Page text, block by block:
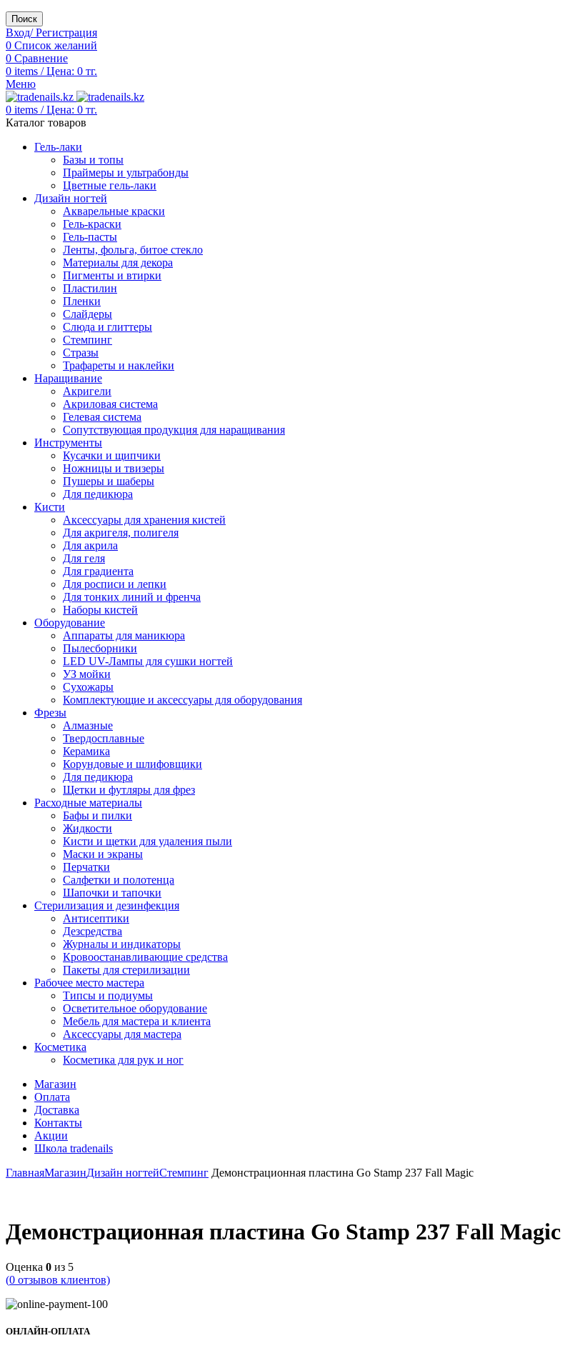
Поиск
Вход/ Регистрация
0 Список желаний
0 Сравнение
0 items / Цена: 0 тг.
Меню
0 items / Цена: 0 тг.
Каталог товаров
Гель-лаки
Базы и топы
Праймеры и ультрабонды
Цветные гель-лаки
Дизайн ногтей
Акварельные краски
Гель-краски
Гель-пасты
Ленты, фольга, битое стекло
Материалы для декора
Пигменты и втирки
Пластилин
Пленки
Слайдеры
Слюда и глиттеры
Стемпинг
Стразы
Трафареты и наклейки
Наращивание
Акригели
Акриловая система
Гелевая система
Сопутствующая продукция для наращивания
Инструменты
Кусачки и щипчики
Ножницы и твизеры
Пушеры и шаберы
Для педикюра
Кисти
Аксессуары для хранения кистей
Для акригеля, полигеля
Для акрила
Для геля
Для градиента
Для росписи и лепки
Для тонких линий и френча
Наборы кистей
Оборудование
Аппараты для маникюра
Пылесборники
LED UV-Лампы для сушки ногтей
УЗ мойки
Сухожары
Комплектующие и аксессуары для оборудования
Фрезы
Алмазные
Твердосплавные
Керамика
Корундовые и шлифовщики
Для педикюра
Щетки и футляры для фрез
Расходные материалы
Бафы и пилки
Жидкости
Кисти и щетки для удаления пыли
Маски и экраны
Перчатки
Салфетки и полотенца
Шапочки и тапочки
Стерилизация и дезинфекция
Антисептики
Дезсредства
Журналы и индикаторы
Кровоостанавливающие средства
Пакеты для стерилизации
Рабочее место мастера
Типсы и подиумы
Осветительное оборудование
Мебель для мастера и клиента
Аксессуары для мастера
Косметика
Косметика для рук и ног
Магазин
Оплата
Доставка
Контакты
Акции
Школа tradenails
ГлавнаяМагазинДизайн ногтейСтемпинг Демонстрационная пластина Go Stamp 237 Fall Magic
Демонстрационная пластина Go Stamp 237 Fall Magic
Оценка 0 из 5
(0 отзывов клиентов)
ОНЛАЙН-ОПЛАТА